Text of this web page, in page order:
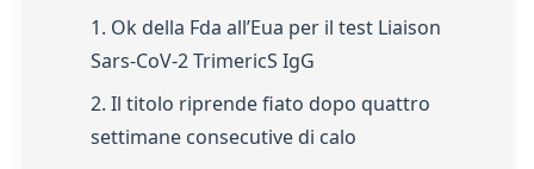
1. Ok della Fda all’Eua per il test Liaison
Sars-CoV-2 TrimericS IgG
2. Il titolo riprende fiato dopo quattro
settimane consecutive di calo